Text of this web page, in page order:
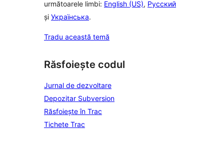
următoarele limbi: English (US), Русский
și Українська.
Tradu această temă
Răsfoiește codul
Jurnal de dezvoltare
Depozitar Subversion
Răsfoiește în Trac
Tichete Trac